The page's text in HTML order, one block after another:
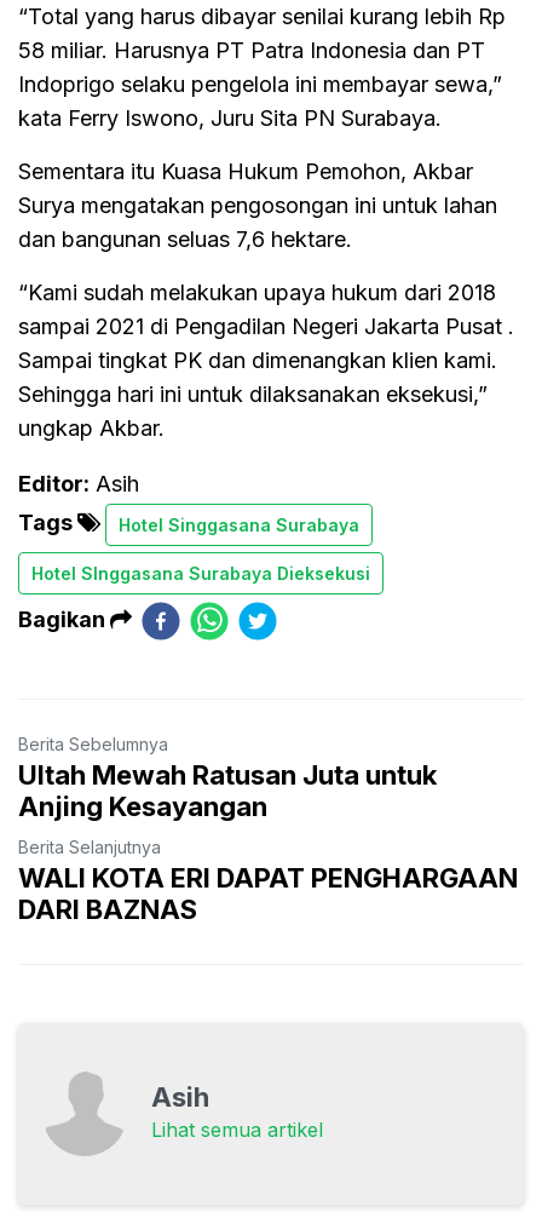
“Total yang harus dibayar senilai kurang lebih Rp
58 miliar. Harusnya PT Patra Indonesia dan PT
Indoprigo selaku pengelola ini membayar sewa,”
kata Ferry Iswono, Juru Sita PN Surabaya.
Sementara itu Kuasa Hukum Pemohon, Akbar
Surya mengatakan pengosongan ini untuk lahan
dan bangunan seluas 7,6 hektare.
“Kami sudah melakukan upaya hukum dari 2018
sampai 2021 di Pengadilan Negeri Jakarta Pusat .
Sampai tingkat PK dan dimenangkan klien kami.
Sehingga hari ini untuk dilaksanakan eksekusi,”
ungkap Akbar.
Editor: Asih
Tags
Hotel Singgasana Surabaya
Hotel SInggasana Surabaya Dieksekusi
Bagikan
Berita Sebelumnya
Ultah Mewah Ratusan Juta untuk
Anjing Kesayangan
Berita Selanjutnya
WALI KOTA ERI DAPAT PENGHARGAAN
DARI BAZNAS
Asih
Lihat semua artikel